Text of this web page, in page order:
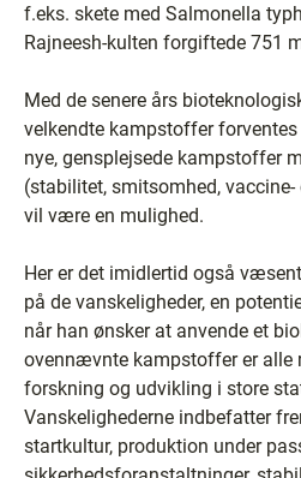
f.eks. skete med Salmonella
Rajneesh-kulten forgiftede 751
Med de senere års
velkendte kampstoffer
nye, gensplejsede kampstoffer
(stabilitet, smitsomhed,
vil være en mulighed.
Her er det imidlertid også
på de vanskeligheder, en
når han ønsker at anvende et
ovennævnte kampstoffer er alle
forskning og udvikling i store
Vanskelighederne indbefatter
startkultur, produktion under